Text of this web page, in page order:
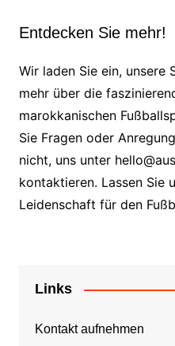
Entdecken Sie mehr!
Wir laden Sie ein, unsere
mehr über die
marokkanischen
Sie Fragen oder
nicht, uns unter
kontaktieren. Lassen Sie
Leidenschaft für den
Links
Kontakt aufnehmen